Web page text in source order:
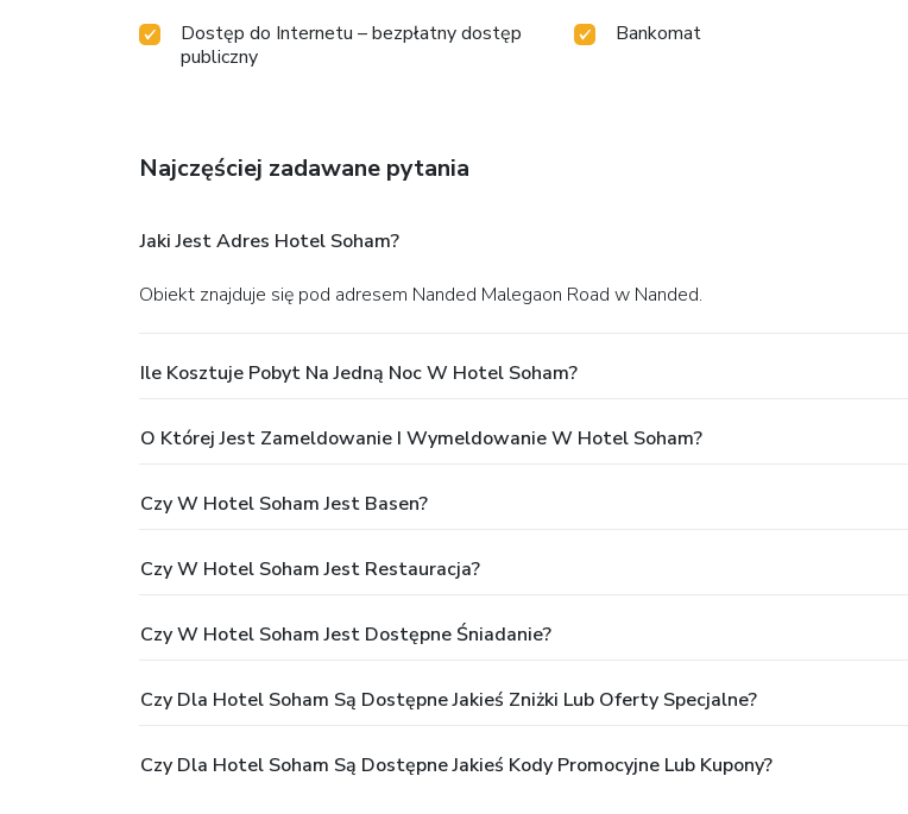
Dostęp do Internetu – bezpłatny dostęp
publiczny
Bankomat
Najczęściej zadawane pytania
Jaki Jest Adres Hotel Soham?
Obiekt znajduje się pod adresem Nanded Malegaon Road w Nanded.
Ile Kosztuje Pobyt Na Jedną Noc W Hotel Soham?
O Której Jest Zameldowanie I Wymeldowanie W Hotel Soham?
Czy W Hotel Soham Jest Basen?
Czy W Hotel Soham Jest Restauracja?
Czy W Hotel Soham Jest Dostępne Śniadanie?
Czy Dla Hotel Soham Są Dostępne Jakieś Zniżki Lub Oferty Specjalne?
Czy Dla Hotel Soham Są Dostępne Jakieś Kody Promocyjne Lub Kupony?